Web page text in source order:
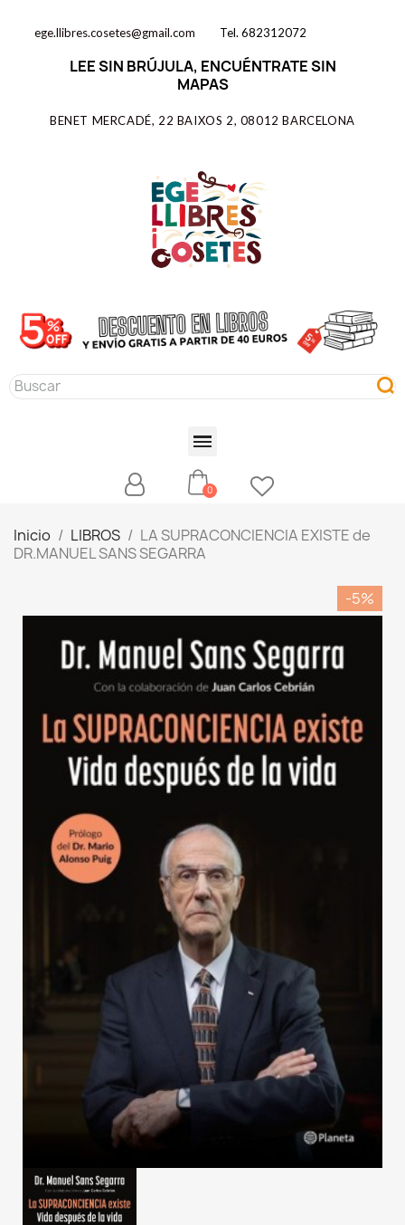
ege.llibres.cosetes@gmail.com Tel. 682312072
LEE SIN BRÚJULA, ENCUÉNTRATE SIN
MAPAS
BENET MERCADÉ, 22 BAIXOS 2, 08012 BARCELONA
Inicio LIBROS
LA SUPRACONCIENCIA EXISTE de
DR.MANUEL SANS SEGARRA
-5%